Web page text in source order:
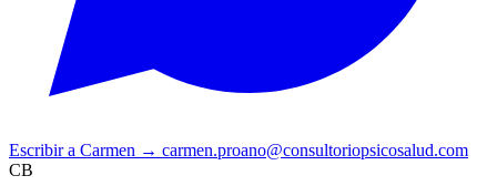
Escribir a Carmen → carmen.proano@consultoriopsicosalud.com
CB